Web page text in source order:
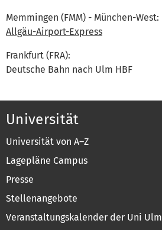
Memmingen (FMM) - München-West:
Allgäu-Airport-Express
Frankfurt (FRA):
Deutsche Bahn nach Ulm HBF
Universität
Universität von A–Z
Lagepläne Campus
Presse
Stellenangebote
Veranstaltungskalender der Uni Ulm